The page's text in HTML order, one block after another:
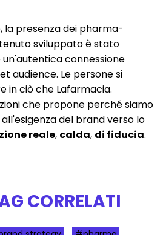
la presenza dei pharma-
sviluppato è stato
connessione
audience. Le persone si
in ciò che Lafarmacia.
che propone perché siamo
del brand verso lo
reale, calda, di fiducia.
CORRELATI